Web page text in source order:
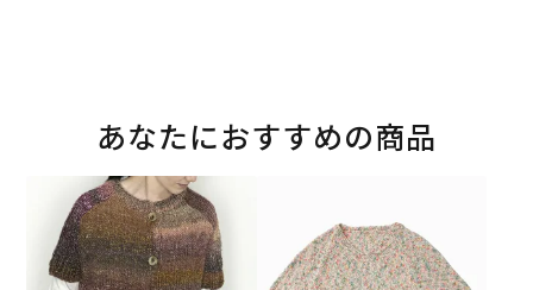
あなたにおすすめの商品